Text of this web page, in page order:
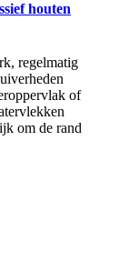
houten
regelmatig
of
om de rand